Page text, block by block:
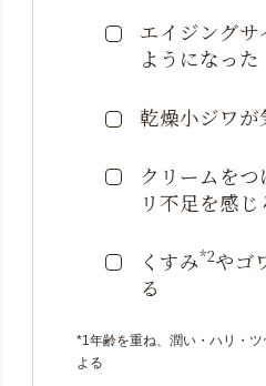
エイジングサ
ようになった
乾燥小ジワが
クリームを
リ不足を感じ
くすみ*2やゴ
る
*1年齢を重ね、潤い・ハリ・
よる